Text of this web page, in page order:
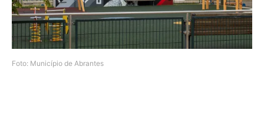
Foto: Município de Abrantes